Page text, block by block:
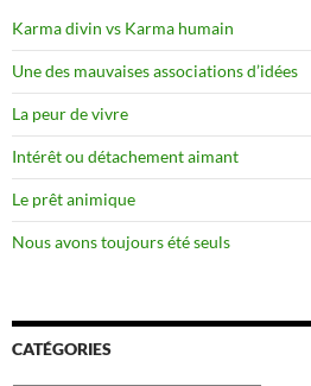
Karma divin vs Karma humain
Une des mauvaises associations d’idées
La peur de vivre
Intérêt ou détachement aimant
Le prêt animique
Nous avons toujours été seuls
CATÉGORIES